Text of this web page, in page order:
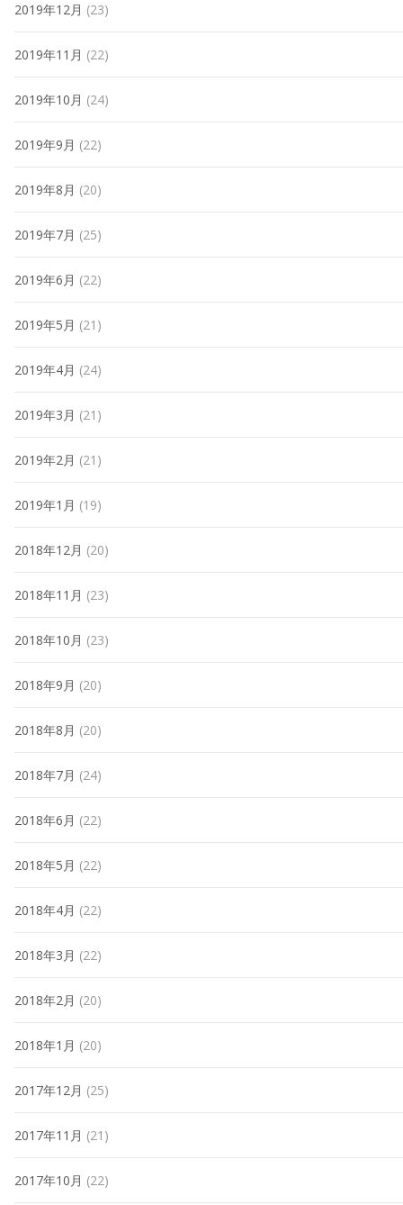
2019年12月 (23)
2019年11月 (22)
2019年10月 (24)
2019年9月 (22)
2019年8月 (20)
2019年7月 (25)
2019年6月 (22)
2019年5月 (21)
2019年4月 (24)
2019年3月 (21)
2019年2月 (21)
2019年1月 (19)
2018年12月 (20)
2018年11月 (23)
2018年10月 (23)
2018年9月 (20)
2018年8月 (20)
2018年7月 (24)
2018年6月 (22)
2018年5月 (22)
2018年4月 (22)
2018年3月 (22)
2018年2月 (20)
2018年1月 (20)
2017年12月 (25)
2017年11月 (21)
2017年10月 (22)